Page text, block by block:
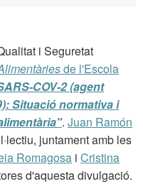
i Seguretat
de l'Escola
COV-2 (agent
Situació normativa i
. Juan Ramón
juntament amb les
Romagosa i Cristina
d'aquesta divulgació.